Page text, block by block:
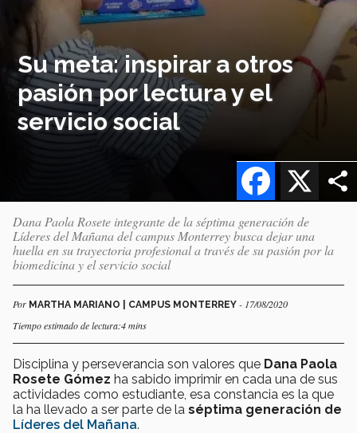
Su meta: inspirar a otros
pasión por lectura y el
servicio social
X
Facebook
Dana Paola Rosete integrante de la séptima generación de
Líderes del Mañana del campus Monterrey busca dejar una
huella en su trayectoria profesional a través de su pasión por la
biomedicina y el servicio social
Por MARTHA MARIANO | CAMPUS MONTERREY - 17/08/2020
Tiempo estimado de lectura:4 mins
Disciplina y perseverancia son valores que Dana Paola
Rosete Gómez ha sabido imprimir en cada una de sus
actividades como estudiante, esa constancia es la que
la ha llevado a ser parte de la séptima generación de
Líderes del Mañana.